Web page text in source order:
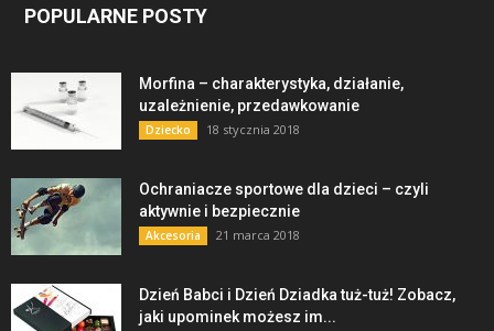
POPULARNE POSTY
Morfina – charakterystyka, działanie,
uzależnienie, przedawkowanie
Dziecko 18 stycznia 2018
Ochraniacze sportowe dla dzieci – czyli
aktywnie i bezpiecznie
Akcesoria 21 marca 2018
Dzień Babci i Dzień Dziadka tuż-tuż! Zobacz,
jaki upominek możesz im...